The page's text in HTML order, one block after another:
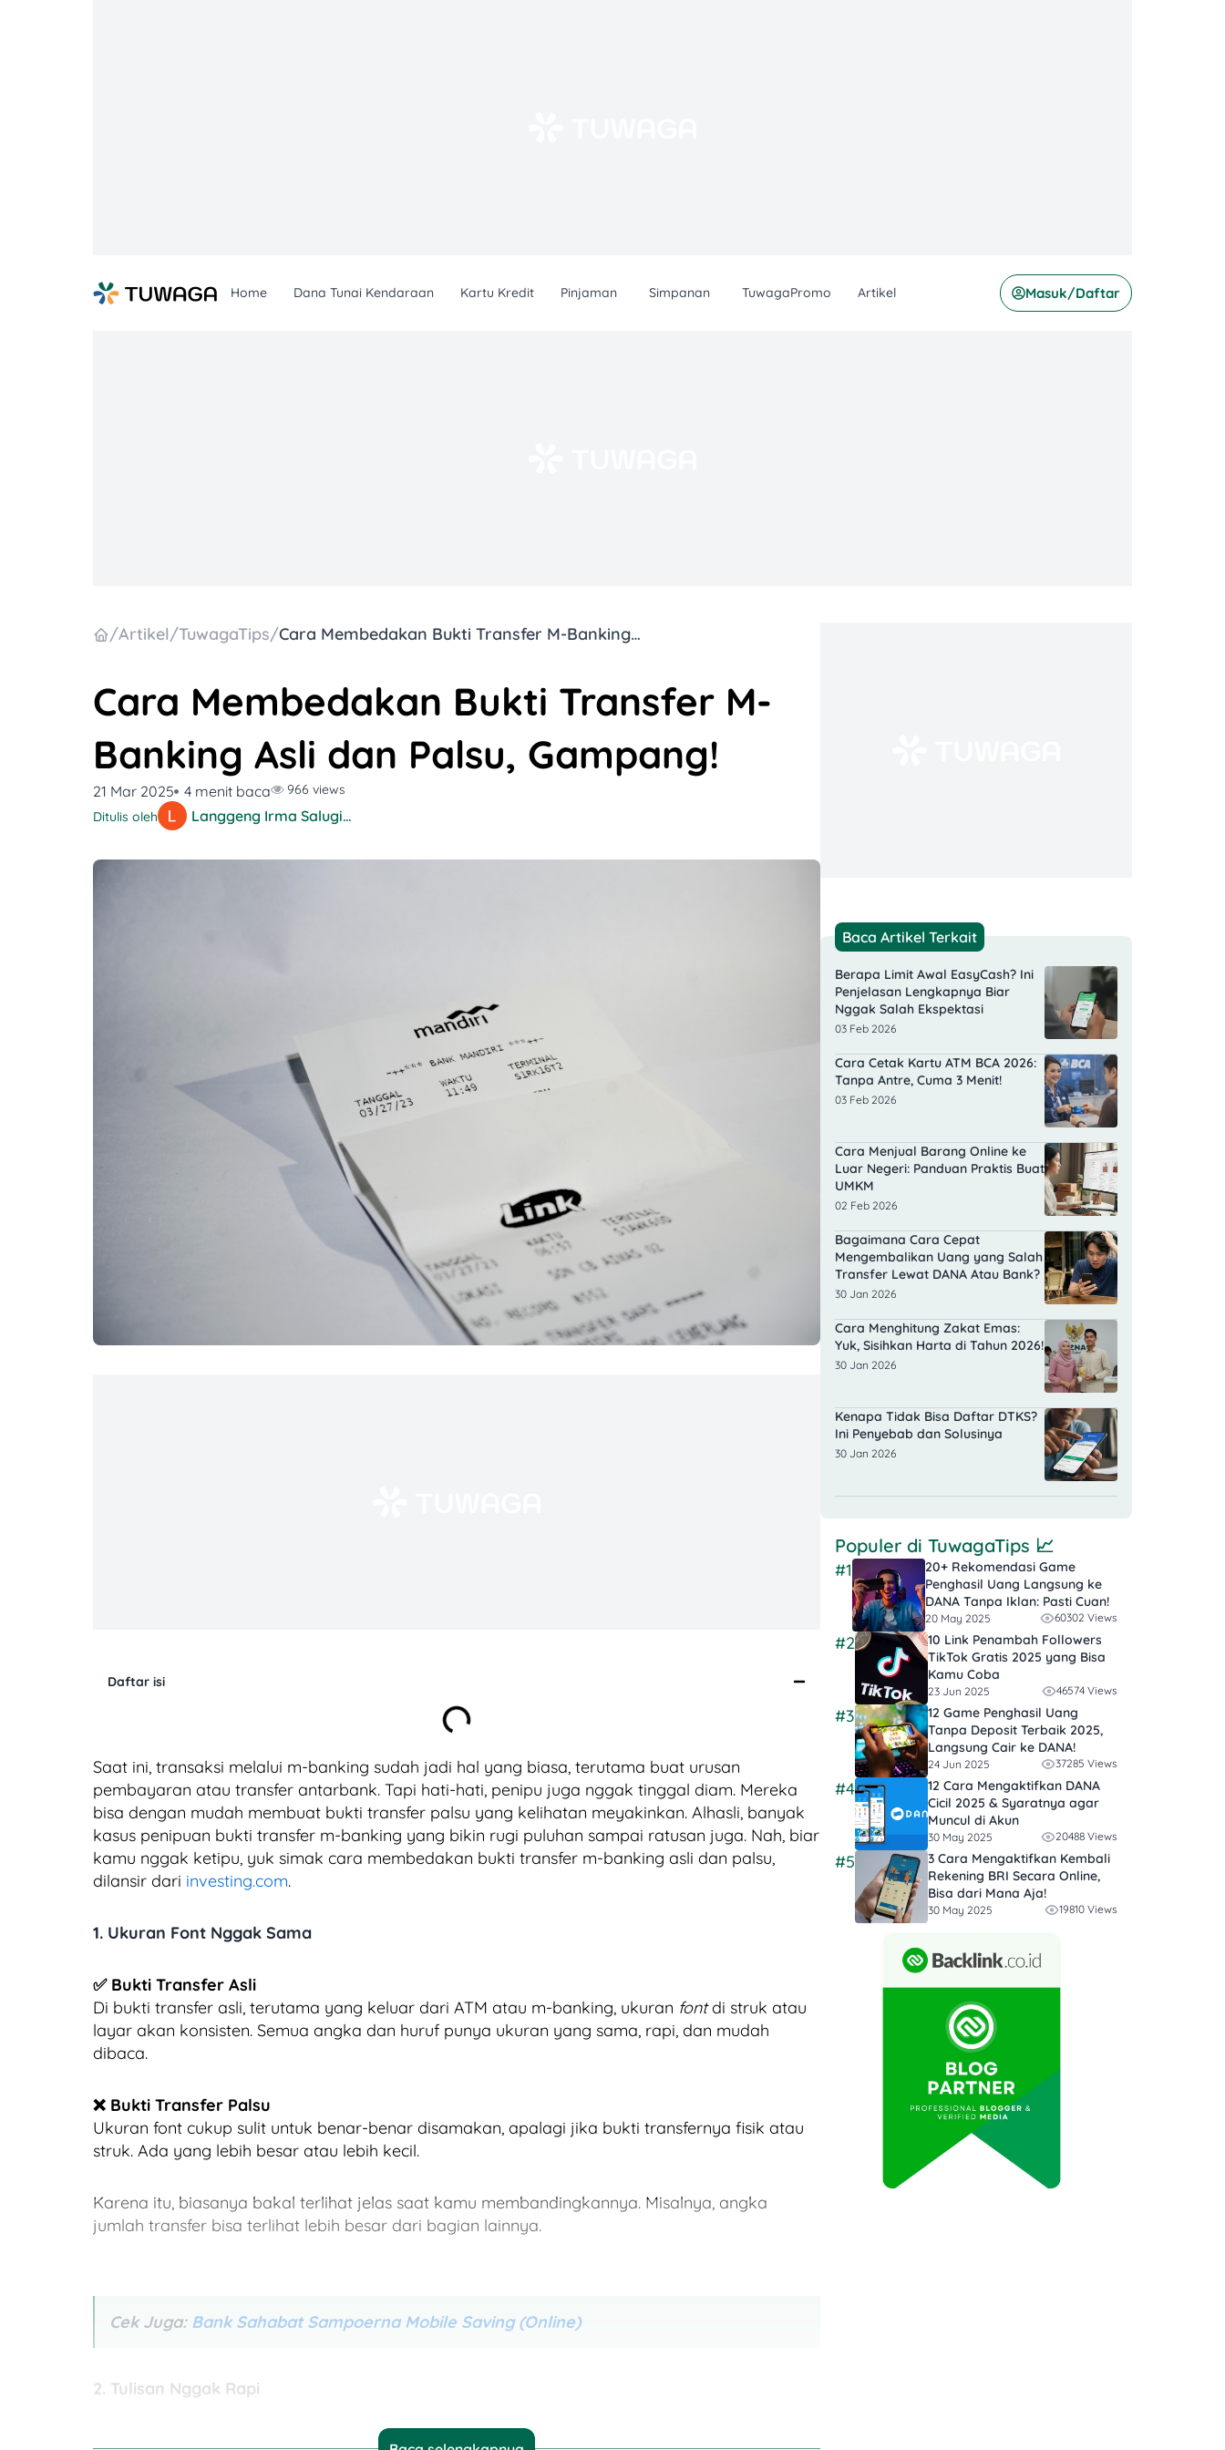
Home Dana Tunai Kendaraan Kartu Kredit Pinjaman Simpanan TuwagaPromo Artikel Masuk/Daftar
/Artikel/TuwagaTips/ Cara Membedakan Bukti Transfer M-Banking Asli dan Palsu, Gampang!​
Cara Membedakan Bukti Transfer M-
Banking Asli dan Palsu, Gampang!​
21 Mar 2025 4 menit baca
966 views
Ditulis oleh
Langgeng Irma Salugiasih
Daftar isi
Saat ini, transaksi melalui m-banking sudah jadi hal yang biasa, terutama buat urusan
pembayaran atau transfer antarbank. Tapi hati-hati, penipu juga nggak tinggal diam. Mereka
bisa dengan mudah membuat bukti transfer palsu yang kelihatan meyakinkan. Alhasli, banyak
kasus penipuan bukti transfer m-banking yang bikin rugi puluhan sampai ratusan juga. Nah, biar
kamu nggak ketipu, yuk simak cara membedakan bukti transfer m-banking asli dan palsu,
dilansir dari investing.com.
1. Ukuran Font Nggak Sama
✅ Bukti Transfer Asli
Di bukti transfer asli, terutama yang keluar dari ATM atau m-banking, ukuran fontdi struk atau
layar akan konsisten. Semua angka dan huruf punya ukuran yang sama, rapi, dan mudah
dibaca.
❌ Bukti Transfer Palsu
Ukuran font cukup sulit untuk benar-benar disamakan, apalagi jika bukti transfernya fisik atau
struk. Ada yang lebih besar atau lebih kecil.
Karena itu, biasanya bakal terlihat jelas saat kamu membandingkannya. Misalnya, angka
jumlah transfer bisa terlihat lebih besar dari bagian lainnya.
Cek Juga: Bank Sahabat Sampoerna Mobile Saving (Online)
2. Tulisan Nggak Rapi
Baca Artikel Terkait
Berapa Limit Awal EasyCash? Ini
Penjelasan Lengkapnya Biar
Nggak Salah Ekspektasi
03 Feb 2026
Cara Cetak Kartu ATM BCA 2026:
Tanpa Antre, Cuma 3 Menit!
03 Feb 2026
Cara Menjual Barang Online ke
Luar Negeri: Panduan Praktis Buat
UMKM
02 Feb 2026
Bagaimana Cara Cepat
Mengembalikan Uang yang Salah
Transfer Lewat DANA Atau Bank?
30 Jan 2026
Cara Menghitung Zakat Emas:
Yuk, Sisihkan Harta di Tahun 2026!
30 Jan 2026
Kenapa Tidak Bisa Daftar DTKS?
Ini Penyebab dan Solusinya
30 Jan 2026
Populer di TuwagaTips 📈
#1
20+ Rekomendasi Game
Penghasil Uang Langsung ke
DANA Tanpa Iklan​: Pasti Cuan!
20 May 2025 60302 Views
#2
10 Link Penambah Followers
TikTok Gratis​ 2025 yang Bisa
Kamu Coba
23 Jun 2025 46574 Views
#3
12 Game Penghasil Uang
Tanpa Deposit Terbaik 2025,
Langsung Cair ke DANA!
24 Jun 2025 37285 Views
#4
12 Cara Mengaktifkan DANA
Cicil 2025 & Syaratnya agar
Muncul di Akun
30 May 2025 20488 Views
#5
3 Cara Mengaktifkan Kembali
Rekening BRI Secara Online,
Bisa dari Mana Aja!
30 May 2025 19810 Views